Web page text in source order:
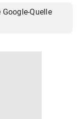
Quelle